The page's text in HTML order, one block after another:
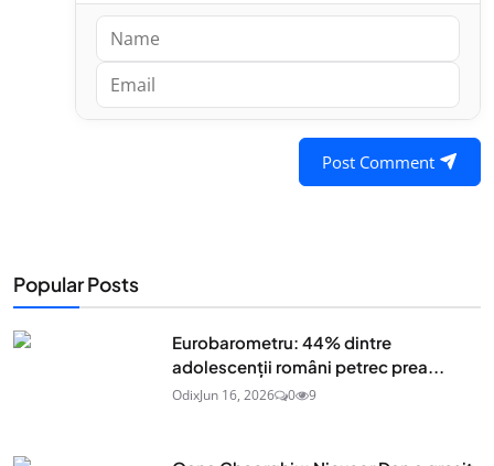
Post Comment
Popular Posts
Eurobarometru: 44% dintre
adolescenţii români petrec prea...
OdixJun 16, 2026 0 9